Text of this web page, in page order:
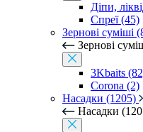
Діпи,
Спреї (45)
Зернові суміші
Зернові
3Kbaits
Corona (2)
Насадки (1205)
Насадки